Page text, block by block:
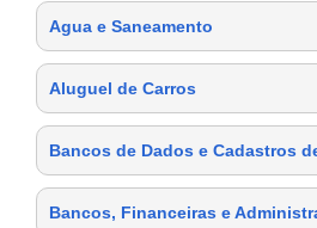
Agua e Saneamento
Aluguel de Carros
Bancos de Dados e Cadastros
Bancos, Financeiras e